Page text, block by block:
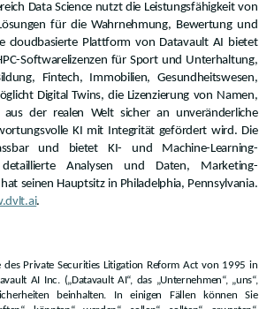
Data Science nutzt die Leistungsfähigkeit von
für die Wahrnehmung, Bewertung und
cloudbasierte Plattform von Datavault AI bietet
Softwarelizenzen für Sport und Unterhaltung,
Fintech, Immobilien, Gesundheitswesen,
Digital Twins, die Lizenzierung von Namen,
der realen Welt sicher an unveränderliche
KI mit Integrität gefördert wird. Die
und bietet KI- und Machine-Learning-
Analysen und Daten, Marketing-
seinen Hauptsitz in Philadelphia, Pennsylvania.
.
des Private Securities Litigation Reform Act von 1995 in
AI Inc. („Datavault AI“, das „Unternehmen“, „uns“,
beinhalten. In einigen Fällen können Sie